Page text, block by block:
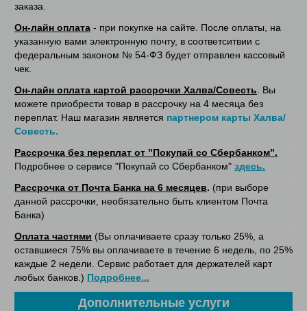
заказа.
Он-лайн оплата - при покупке на сайте. После оплаты, на
указанную вами электронную почту, в соответситвии с
федеральным законом № 54-ФЗ будет отправлен кассовый
чек.
Он-лайн оплата картой рассрочки Халва/Совесть. Вы
можете приобрести товар в рассрочку на 4 месяца без
переплат. Наш магазин является партнером карты Халва/
Совесть.
Рассрочка без переплат от "Покупай со Сбербанком".
Подробнее о сервисе "Покупай со Сбербанком" здесь.
Рассрочка от Почта Банка на 6 месяцев. (при выборе
данной рассрочки, необязательно быть клиентом Почта
Банка)
Оплата частями (Вы оплачиваете сразу только 25%, а
оставшиеся 75% вы оплачиваете в течение 6 недель, по 25%
каждые 2 недели. Сервис работает для держателей карт
любых банков.) Подробнее...
Дополнительные услуги